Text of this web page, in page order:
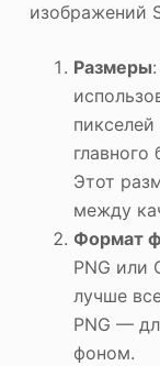
изображений
Размеры
Этот
между
Формат
PNG или
лучше
PNG —
фоном.